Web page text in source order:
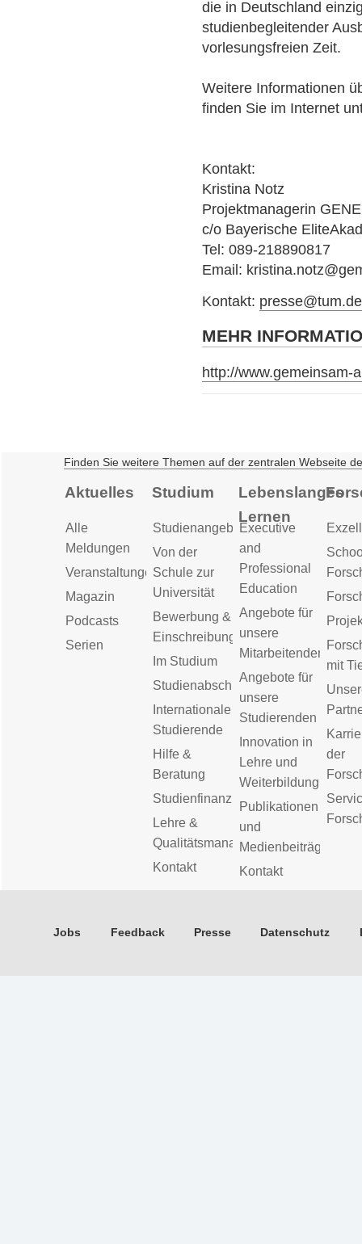
die in Deutschland
studienbegleitender
vorlesungsfreien Zeit.
Weitere Informationen
finden Sie im Internet
Kontakt:
Kristina Notz
Projektmanagerin
c/o Bayerische
Tel: 089-218890817
Email:
Kontakt: presse@tum.de
MEHR
http://www.gemeinsam-
Finden Sie weitere Themen auf der zentralen Webseite
Aktuelles
Alle
Meldungen
Veranstaltungen
Magazin
Podcasts
Serien
Studium
Studienangebot
Von der
Schule zur
Universität
Bewerbung &
Einschreibung
Im Studium
Studienabschluss
Internationale
Studierende
Hilfe &
Beratung
Studienfinanzierung
Lehre &
Qualitätsmanagement
Kontakt
Lebenslanges
Lernen
Executive
and
Professional
Education
Angebote für
unsere
Mitarbeitenden
Angebote für
unsere
Studierenden
Innovation in
Lehre und
Weiterbildung
Publikationen
und
Medienbeiträge
Kontakt
mit
der
Jobs Feedback Presse Datenschutz